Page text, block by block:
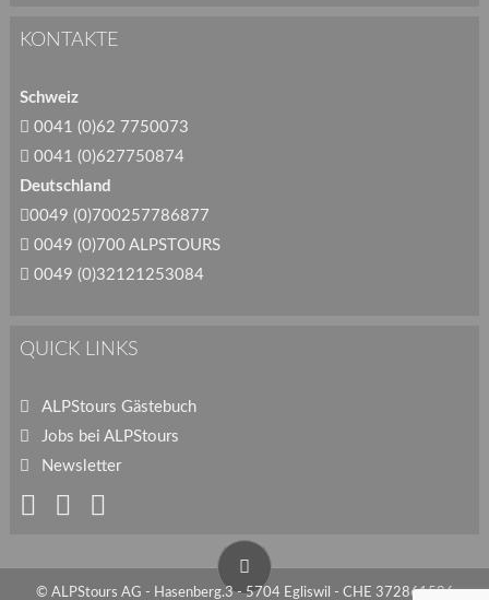
KONTAKTE
Schweiz
0041 (0)62 7750073
0041 (0)627750874
Deutschland
0049 (0)700257786877
0049 (0)700 ALPSTOURS
0049 (0)32121253084
QUICK LINKS
ALPStours Gästebuch
Jobs bei ALPStours
Newsletter
© ALPStours AG - Hasenberg.3 - 5704 Egliswil - CHE 372861586